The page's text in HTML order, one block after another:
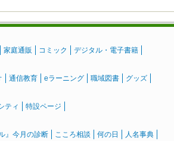
家庭通販 コミック デジタル・電子書籍
通信教育 eラーニング 職域図書 グッズ
ティ 特設ページ
』今月の診断 こころ相談 何の日 人名事典